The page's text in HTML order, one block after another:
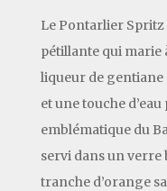
Le Pontarlier Spritz
pétillante qui marie
liqueur de gentiane
et une touche
emblématique du
servi dans un verre
tranche d’orange